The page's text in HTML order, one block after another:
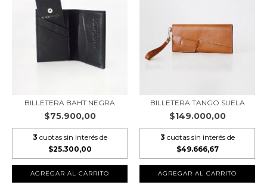
BILLETERA BAHT NEGRA
$75.900,00
3 cuotas sin interés de
$25.300,00
AGREGAR AL CARRITO
BILLETERA TANGO SUELA
$149.000,00
3 cuotas sin interés de
$49.666,67
AGREGAR AL CARRITO